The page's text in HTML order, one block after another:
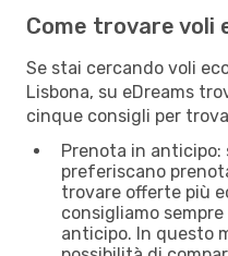
Come trovare voli
Se stai cercando voli
Lisbona, su eDreams
cinque consigli per
Prenota in anticipo:
preferiscano
trovare offerte più
consigliamo
anticipo. In questo